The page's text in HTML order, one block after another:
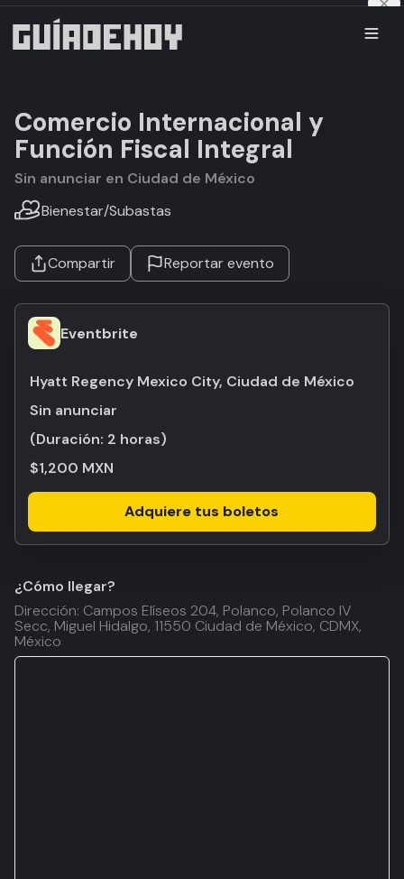
Comercio Internacional y
Función Fiscal Integral
Sin anunciar en Ciudad de México
Bienestar/Subastas
Compartir Reportar evento
Eventbrite
Hyatt Regency Mexico City, Ciudad de México
Sin anunciar
(Duración: 2 horas)
$1,200 MXN
Adquiere tus boletos
¿Cómo llegar?
Dirección: Campos Elíseos 204, Polanco, Polanco IV
Secc, Miguel Hidalgo, 11550 Ciudad de México, CDMX,
México